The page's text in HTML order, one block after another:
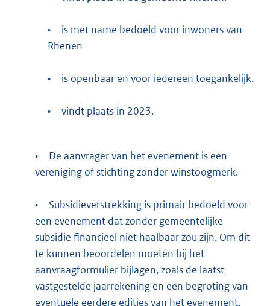
•
is met name bedoeld voor inwoners van
Rhenen
• is openbaar en voor iedereen toegankelijk.
• vindt plaats in 2023.
•
De aanvrager van het evenement is een
vereniging of stichting zonder winstoogmerk.
•
Subsidieverstrekking is primair bedoeld voor
een evenement dat zonder gemeentelijke
subsidie financieel niet haalbaar zou zijn. Om dit
te kunnen beoordelen moeten bij het
aanvraagformulier bijlagen, zoals de laatst
vastgestelde jaarrekening en een begroting van
eventuele eerdere edities van het evenement,